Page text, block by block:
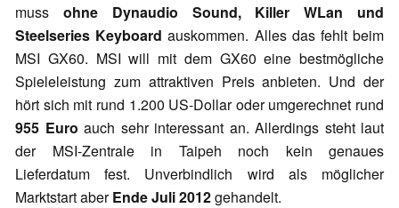
muss ohne Dynaudio Sound, Killer WLan und
Steelseries Keyboard auskommen. Alles das fehlt beim
MSI GX60. MSI will mit dem GX60 eine bestmögliche
Spieleleistung zum attraktiven Preis anbieten. Und der
hört sich mit rund 1.200 US-Dollar oder umgerechnet rund
955 Euro auch sehr interessant an. Allerdings steht laut
der MSI-Zentrale in Taipeh noch kein genaues
Lieferdatum fest. Unverbindlich wird als möglicher
Marktstart aberEnde Juli 2012gehandelt.